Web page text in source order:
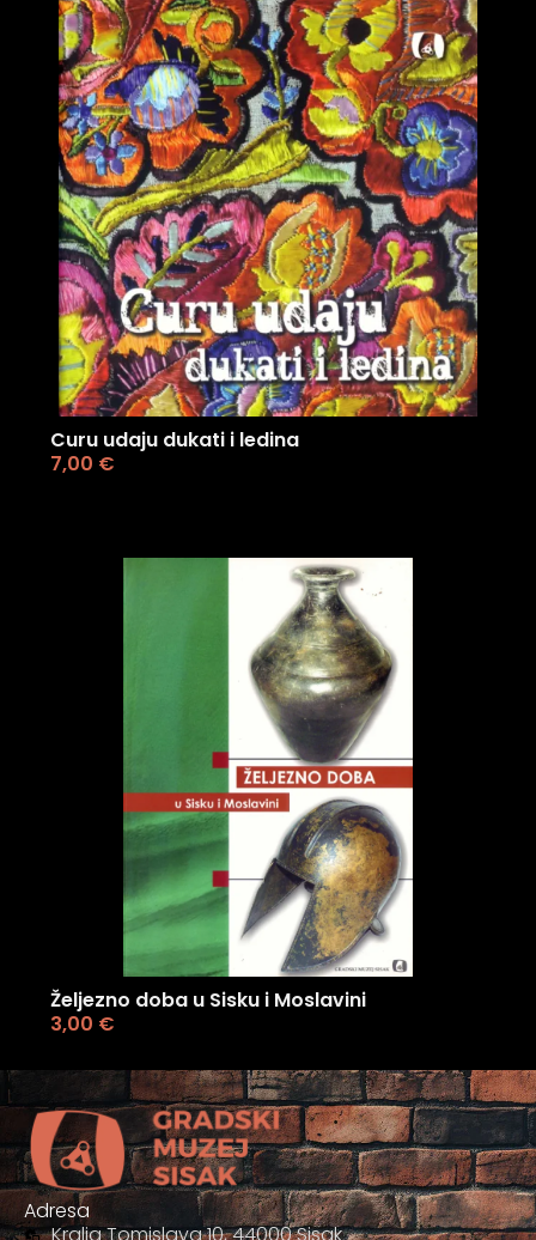
Curu udaju dukati i ledina
7,00 €
Željezno doba u Sisku i Moslavini
3,00 €
Adresa